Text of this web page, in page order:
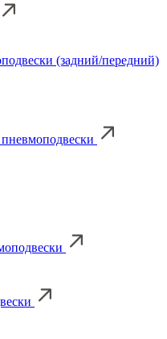
(задний/передний)